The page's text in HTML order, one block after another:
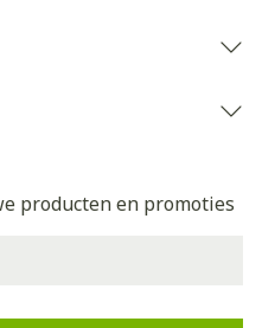
producten en promoties